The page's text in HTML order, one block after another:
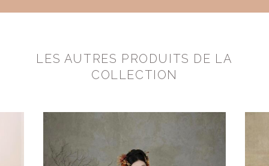
LES AUTRES PRODUITS DE LA
COLLECTION